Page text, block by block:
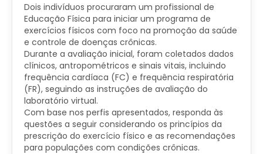
Dois indivíduos procuraram um profissional de
Educação Física para iniciar um programa de
exercícios físicos com foco na promoção da saúde
e controle de doenças crônicas.
Durante a avaliação inicial, foram coletados dados
clínicos, antropométricos e sinais vitais, incluindo
frequência cardíaca (FC) e frequência respiratória
(FR), seguindo as instruções de avaliação do
laboratório virtual.
Com base nos perfis apresentados, responda às
questões a seguir considerando os princípios da
prescrição do exercício físico e as recomendações
para populações com condições crônicas.